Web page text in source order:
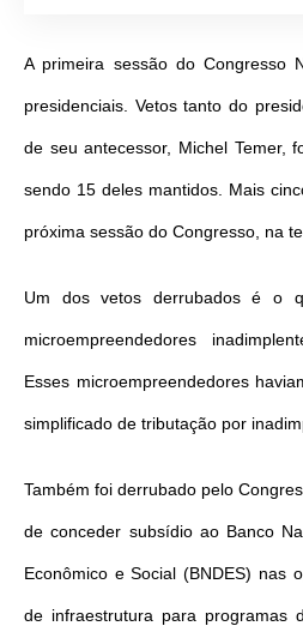
A primeira sessão do Congresso
presidenciais. Vetos tanto do
de seu antecessor, Michel Temer,
sendo 15 deles mantidos. Mais
próxima sessão do Congresso, na
Um dos vetos derrubados é o
microempreendedores
Esses microempreendedores
simplificado de tributação por
Também foi derrubado pelo
de conceder subsídio ao Banco
Econômico e Social (BNDES) nas
de infraestrutura para programas